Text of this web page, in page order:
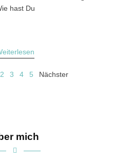
hast Du
2 3 4 5 Nächster
mich